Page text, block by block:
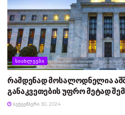
ᲡᲘᲐᲮᲚᲔᲔᲑᲘ
რამდენად მოსალოდნელია
განაკვეთების უფრო მეტად
ᲡᲔᲥᲢᲔᲛᲑᲔᲠᲘ 30, 2024